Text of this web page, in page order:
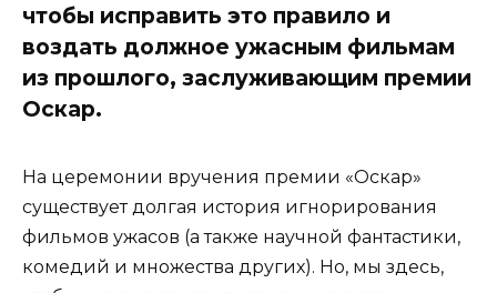
чтобы исправить это правило и
воздать должное ужасным фильмам
из прошлого, заслуживающим премии
Оскар.
На церемонии вручения премии «Оскар»
существует долгая история игнорирования
фильмов ужасов (а также научной фантастики,
комедий и множества других). Но, мы здесь,